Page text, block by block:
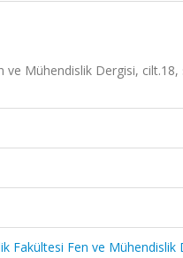
Mühendislik Dergisi,
Fakültesi Fen ve Mühendislik